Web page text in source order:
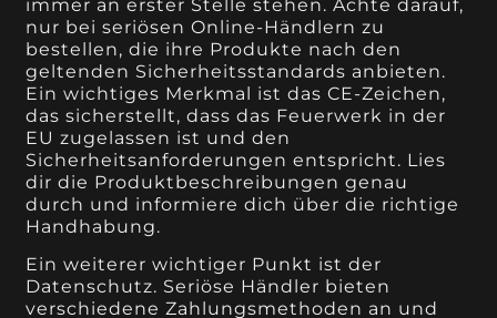
immer an erster Stelle stehen. Achte darauf,
nur bei seriösen Online-Händlern zu
bestellen, die ihre Produkte nach den
geltenden Sicherheitsstandards anbieten.
Ein wichtiges Merkmal ist das CE-Zeichen,
das sicherstellt, dass das Feuerwerk in der
EU zugelassen ist und den
Sicherheitsanforderungen entspricht. Lies
dir die Produktbeschreibungen genau
durch und informiere dich über die richtige
Handhabung.
Ein weiterer wichtiger Punkt ist der
Datenschutz. Seriöse Händler bieten
verschiedene Zahlungsmethoden an und